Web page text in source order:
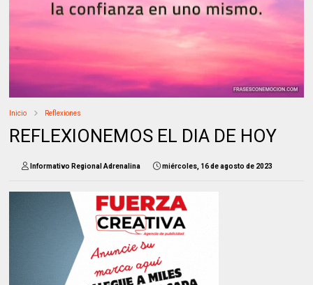
Inicio Reflexiones
REFLEXIONEMOS EL DIA DE HOY
Informativo Regional Adrenalina miércoles, 16 de agosto de 2023